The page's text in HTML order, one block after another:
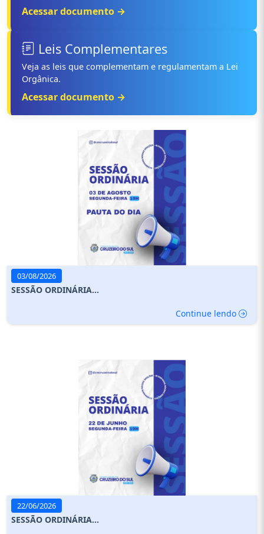
Acessar documento →
Leis Complementares
Veja as leis que complementam e regulamentam a Lei
Orgânica.
Acessar documento →
03/08/2026
SESSÃO ORDINÁRIA...
Continue lendo
22/06/2026
SESSÃO ORDINÁRIA...